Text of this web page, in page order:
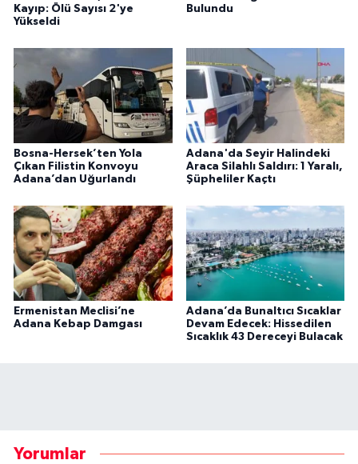
Kayıp: Ölü Sayısı 2'ye
Yükseldi
Bulundu
Bosna-Hersek’ten Yola
Çıkan Filistin Konvoyu
Adana’dan Uğurlandı
Adana'da Seyir Halindeki
Araca Silahlı Saldırı: 1 Yaralı,
Şüpheliler Kaçtı
Ermenistan Meclisi’ne
Adana Kebap Damgası
Adana’da Bunaltıcı Sıcaklar
Devam Edecek: Hissedilen
Sıcaklık 43 Dereceyi Bulacak
Yorumlar